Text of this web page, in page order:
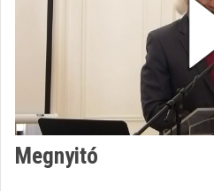
CENTRE
HUMANTITIES
Organization home
Megnyitó